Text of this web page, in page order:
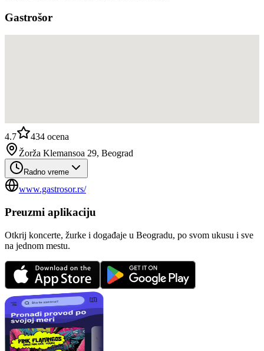
Gastrošor
4.7 434 ocena
Žorža Klemansoa 29, Beograd
Radno vreme
www.gastrosor.rs/
Preuzmi aplikaciju
Otkrij koncerte, žurke i događaje u Beogradu, po svom ukusu i sve
na jednom mestu.